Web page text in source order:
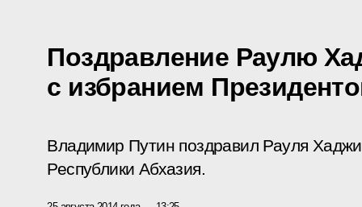
Поздравление Раулю
с избранием
Владимир Путин поздравил Рауля
Республики Абхазия.